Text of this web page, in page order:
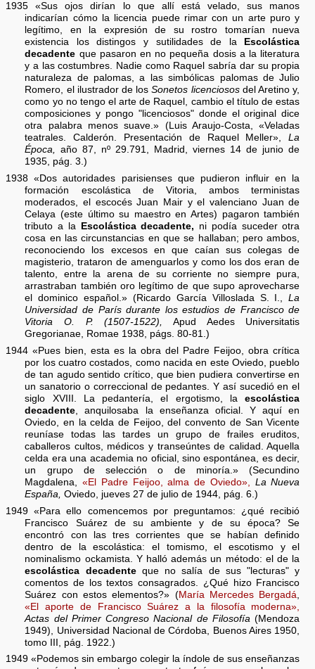
1935 «Sus ojos dirían lo que allí está velado, sus manos
indicarían cómo la licencia puede rimar con un arte puro y
legítimo, en la expresión de su rostro tomarían nueva
existencia los distingos y sutilidades de la
Escolástica
decadente que pasaron en no pequeña dosis a la literatura
y a las costumbres. Nadie como Raquel sabría dar su propia
naturaleza de palomas, a las simbólicas palomas de Julio
Romero, el ilustrador de losSonetos licenciososdel Aretino y,
como yo no tengo el arte de Raquel, cambio el título de estas
composiciones y pongo "licenciosos" donde el original dice
otra palabra menos suave.» (Luis Araujo-Costa, «Veladas
teatrales. Calderón. Presentación de Raquel Meller»,La
Época, año 87, nº 29.791, Madrid, viernes 14 de junio de
1935, pág. 3.)
1938 «Dos autoridades parisienses que pudieron influir en la
formación escolástica de Vitoria, ambos terministas
moderados, el escocés Juan Mair y el valenciano Juan de
Celaya (este último su maestro en Artes) pagaron también
tributo a la
Escolástica decadente, ni podía suceder otra
cosa en las circunstancias en que se hallaban; pero ambos,
reconociendo los excesos en que caían sus colegas de
magisterio, trataron de amenguarlos y como los dos eran de
talento, entre la arena de su corriente no siempre pura,
arrastraban también oro legítimo de que supo aprovecharse
el dominico español.» (Ricardo García Villoslada S. I.,La
Universidad de París durante los estudios de Francisco de
Vitoria O. P. (1507-1522),
Apud Aedes Universitatis
Gregorianae, Romae 1938, págs. 80-81.)
1944 «Pues bien, esta es la obra del Padre Feijoo, obra crítica
por los cuatro costados, como nacida en este Oviedo, pueblo
de tan agudo sentido crítico, que bien pudiera convertirse en
un sanatorio o correccional de pedantes. Y así sucedió en el
siglo XVIII. La pedantería, el ergotismo, laescolástica
decadente , anquilosaba la enseñanza oficial. Y aquí en
Oviedo, en la celda de Feijoo, del convento de San Vicente
reuníase todas las tardes un grupo de frailes eruditos,
caballeros cultos, médicos y transeúntes de calidad. Aquella
celda era una academia no oficial, sino espontánea, es decir,
un grupo de selección o de minoría.» (Secundino
Magdalena,«El Padre Feijoo, alma de Oviedo»,
La Nueva
España, Oviedo, jueves 27 de julio de 1944, pág. 6.)
1949 «Para ello comencemos por preguntamos: ¿qué recibió
Francisco Suárez de su ambiente y de su época? Se
encontró con las tres corrientes que se habían definido
dentro de la escolástica: el tomismo, el escotismo y el
nominalismo ockamista. Y halló además un método: el de la
escolástica decadenteque no salía de sus "lecturas" y
comentos de los textos consagrados. ¿Qué hizo Francisco
Suárez con estos elementos?» (María Mercedes Bergadá
«El aporte de Francisco Suárez a la filosofía moderna»,
Actas del Primer Congreso Nacional de Filosofía (Mendoza
1949), Universidad Nacional de Córdoba, Buenos Aires 1950,
tomo III, pág. 1922.)
1949 «Podemos sin embargo colegir la índole de sus enseñanzas